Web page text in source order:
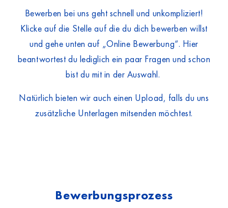
Bewerben bei uns geht schnell und unkompliziert!
Klicke auf die Stelle auf die du dich bewerben willst
und gehe unten auf „Online Bewerbung“. Hier
beantwortest du lediglich ein paar Fragen und schon
bist du mit in der Auswahl.
Natürlich bieten wir auch einen Upload, falls du uns
zusätzliche Unterlagen mitsenden möchtest.
Bewerbungsprozess